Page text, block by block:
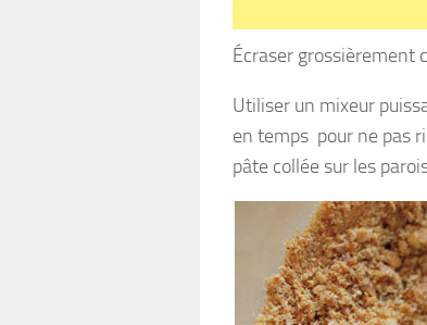
Écraser grossièrement
Utiliser un mixeur
en temps pour ne pas
pâte collée sur les